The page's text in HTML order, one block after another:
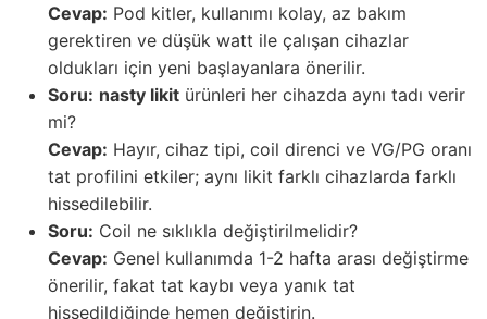
Cevap: Pod kitler, kullanımı kolay, az bakım
gerektiren ve düşük watt ile çalışan cihazlar
oldukları için yeni başlayanlara önerilir.
Soru: nasty likit ürünleri her cihazda aynı tadı verir
mi?
Cevap: Hayır, cihaz tipi, coil direnci ve VG/PG oranı
tat profilini etkiler; aynı likit farklı cihazlarda farklı
hissedilebilir.
Soru: Coil ne sıklıkla değiştirilmelidir?
Cevap: Genel kullanımda 1-2 hafta arası değiştirme
önerilir, fakat tat kaybı veya yanık tat
hissedildiğinde hemen değiştirin.